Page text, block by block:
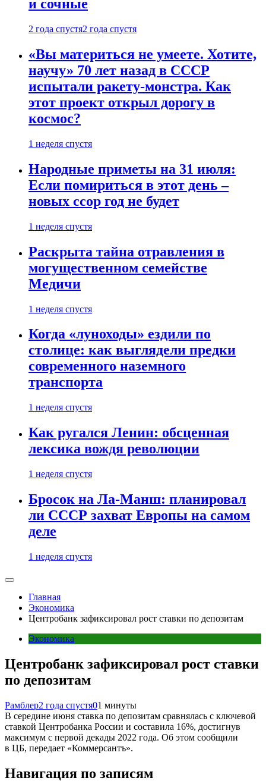
и сочные
2 года спустя2 года спустя
«Вы материться не умеете. Хотите,
научу» 70 лет назад в СССР
испытали ракету-монстра. Как
этот проект открыл дорогу в
космос?
1 неделя спустя
Народные приметы на 31 июля:
Если помириться в этот день –
новых ссор год не будет
1 неделя спустя
Раскрыта тайна отравления в
могущественном семействе
Медичи
1 неделя спустя
Когда «луноходы» ездили по
столице: как выглядели предки
современного наземного
транспорта
1 неделя спустя
Как ругался Ленин: обсценная
лексика вождя революции
1 неделя спустя
Бросок на Ла-Манш: планировал
ли СССР захват Европы на самом
деле
1 неделя спустя
Главная
Экономика
Центробанк зафиксировал рост ставки по депозитам
Экономика
Центробанк зафиксировал рост ставки
по депозитам
Рамблер2 года спустя01 минуты
В середине июня ставка по депозитам сравнялась с ключевой
ставкой Центробанка России и составила 16%, достигнув
максимум с первой декады 2022 года. Об этом сообщили
в ЦБ, передает «Коммерсантъ».
Навигация по записям